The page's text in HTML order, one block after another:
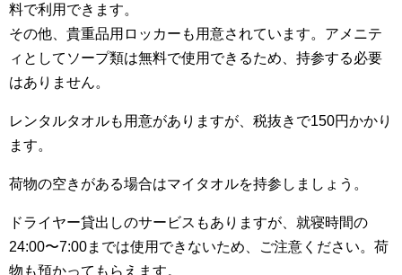
料で利用できます。
その他、貴重品用ロッカーも用意されています。アメニテ
ィとしてソープ類は無料で使用できるため、持参する必要
はありません。
レンタルタオルも用意がありますが、税抜きで150円かかり
ます。
荷物の空きがある場合はマイタオルを持参しましょう。
ドライヤー貸出しのサービスもありますが、就寝時間の
24:00〜7:00までは使用できないため、ご注意ください。荷
物も預かってもらえます。